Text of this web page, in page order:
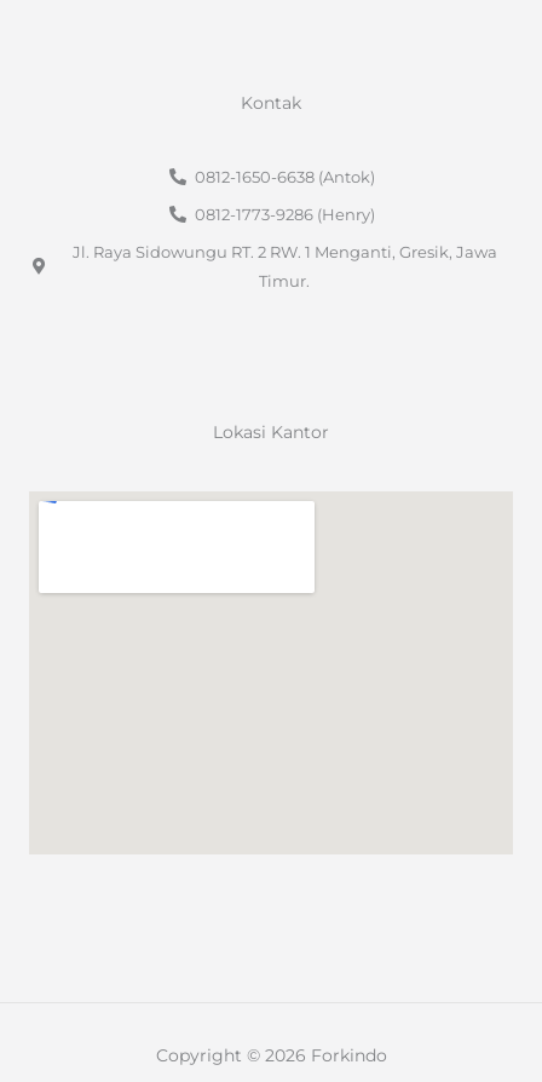
Kontak
0812-1650-6638 (Antok)
0812-1773-9286 (Henry)
Jl. Raya Sidowungu RT. 2 RW. 1 Menganti, Gresik, Jawa
Timur.
Lokasi Kantor
Copyright © 2026 Forkindo